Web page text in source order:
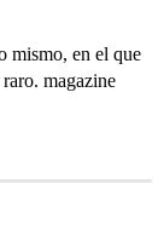
mismo, en el que
magazine